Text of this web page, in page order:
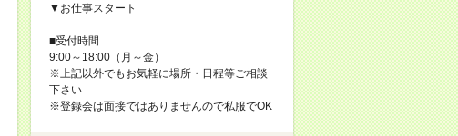
▼お仕事スタート
■受付時間
9:00～18:00（月～金）
※上記以外でもお気軽に場所・日程等ご相談
下さい
※登録会は面接ではありませんので私服でOK